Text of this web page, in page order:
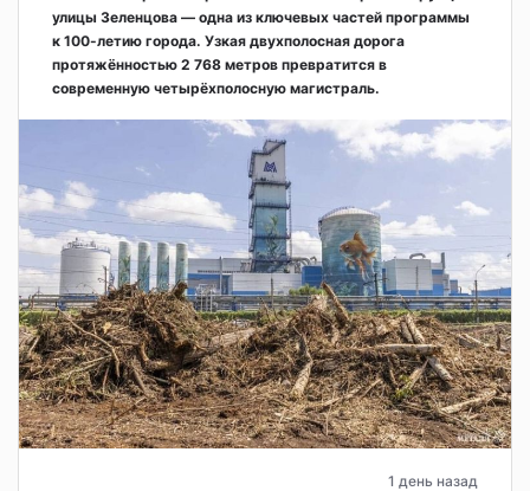
улицы Зеленцова — одна из ключевых частей программы
к 100-летию города. Узкая двухполосная дорога
протяжённостью 2 768 метров превратится в
современную четырёхполосную магистраль.
1 день назад